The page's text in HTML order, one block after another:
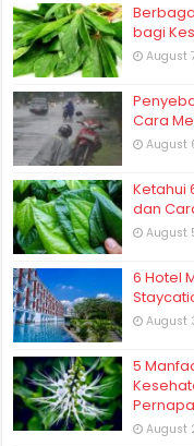
bagi
August
Cara
August
Ketahui
dan
August
6 Hotel
August
5
August